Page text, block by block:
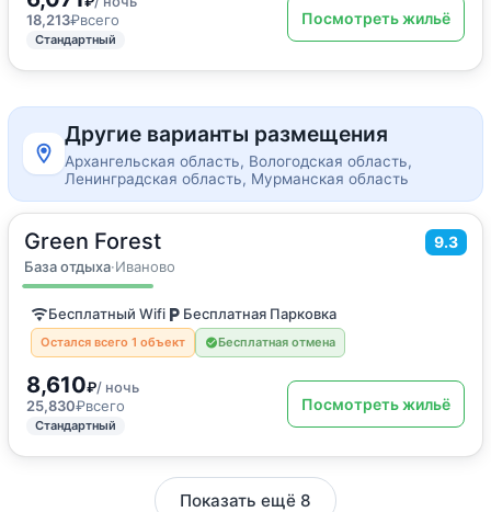
18,213₽всего
Стандартный
Посмотреть жильё
Другие варианты размещения
Архангельская область, Вологодская область,
Ленинградская область, Мурманская область
Green Forest 9.3
База отдыха·Иваново
28м2 ·4 гостя
Дом для отпуска
Бесплатный Wifi Бесплатная Парковка
Остался всего 1 объект Бесплатная отмена
8,610₽/ ночь
25,830₽всего
Стандартный
Посмотреть жильё
Показать ещё 8